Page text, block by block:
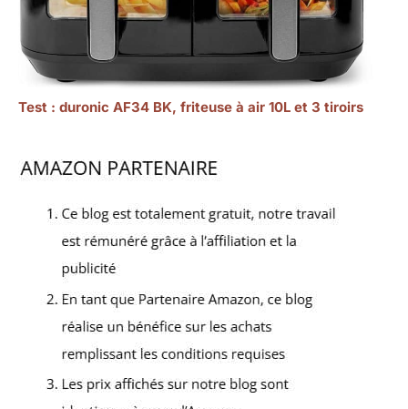
Test : duronic AF34 BK, friteuse à air 10L et 3 tiroirs